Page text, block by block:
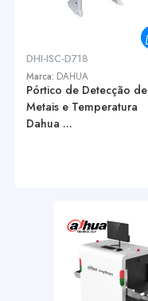
DHI-ISC-D718
Marca: DAHUA
Pórtico de Detecção de
Metais e Temperatura
Dahua ...